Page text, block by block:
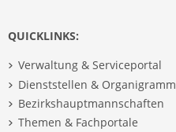
QUICKLINKS:
Verwaltung & Serviceportal
Dienststellen & Organigramm
Bezirkshauptmannschaften
Themen & Fachportale